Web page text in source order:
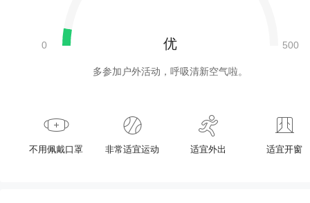
优
多参加户外活动，呼吸清新空气啦。
不用佩戴口罩 非常适宜运动 适宜外出 适宜开窗